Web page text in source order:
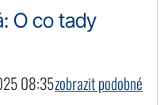
O co tady
08:35zobrazit podobné